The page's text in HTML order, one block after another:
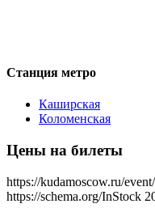
Станция метро
Каширская
Коломенская
Цены на билеты
https://kudamoscow.ru/
https://schema.org/InStock